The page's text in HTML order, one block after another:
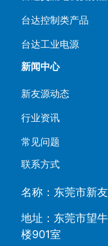
台达控制类产品
台达工业电源
新闻中心
新友源动态
行业资讯
常见问题
联系方式
名称：东莞市新
地址：东莞市望
楼901室